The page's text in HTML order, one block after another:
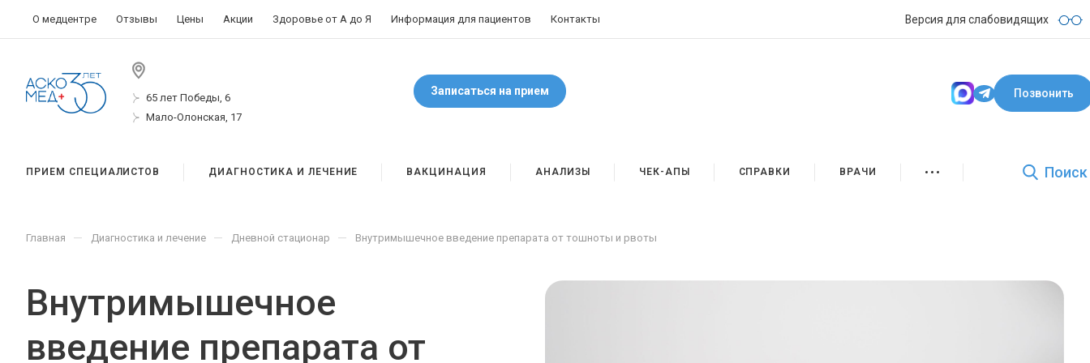
О медцентре Отзывы Цены Акции Здоровье от А до Я Информация для пациентов Контакты Версия для слабовидящих
65 лет Победы, 6
Мало-Олонская, 17
Записаться на прием Позвонить
ПРИЕМ СПЕЦИАЛИСТОВ ДИАГНОСТИКА И ЛЕЧЕНИЕ ВАКЦИНАЦИЯ АНАЛИЗЫ ЧЕК-АПЫ СПРАВКИ ВРАЧИ Поиск
Главная — Диагностика и лечение — Дневной стационар — Внутримышечное введение препарата от тошноты и рвоты
Внутримышечное
введение препарата от